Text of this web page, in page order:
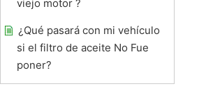
viejo motor ?
¿Qué pasará con mi vehículo
si el filtro de aceite No Fue
poner?